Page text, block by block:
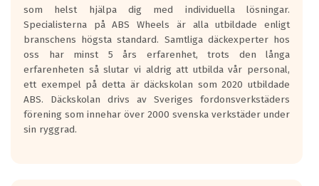
den kortaste bromssträckan och F är den
längsta.
Inga D eller G betyg delas ut för
personbilar och lätta lastbilar.
Betyget sätts efter ett test där däcken
skall bromsa in på en väg där det ligger
0.5-1.5 mm vatten.
I 80km/h kommer skillnaden på
som helst hjälpa dig med individuella lösningar.
Specialisterna på ABS Wheels är alla utbildade enligt
branschens högsta standard. Samtliga däckexperter hos
oss har minst 5 års erfarenhet, trots den långa
erfarenheten så slutar vi aldrig att utbilda vår personal,
ett exempel på detta är däckskolan som 2020 utbildade
ABS. Däckskolan drivs av Sveriges fordonsverkstäders
förening som innehar över 2000 svenska verkstäder under
sin ryggrad.